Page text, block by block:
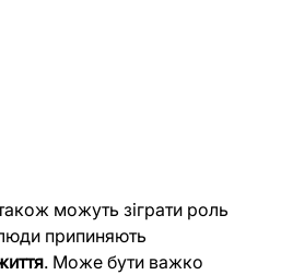
можуть зіграти роль
припиняють
. Може бути важко